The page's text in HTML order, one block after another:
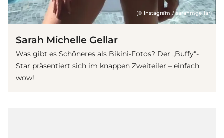
(© Instagram / sarahmgellar)
Sarah Michelle Gellar
Was gibt es Schöneres als Bikini-Fotos? Der „Buffy"-
Star präsentiert sich im knappen Zweiteiler – einfach
wow!